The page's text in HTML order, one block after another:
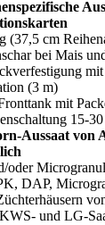
(37,5 cm
bei Mais
(3 m)
mit
15-
Aussaat von
oder
DAP,
und LG-